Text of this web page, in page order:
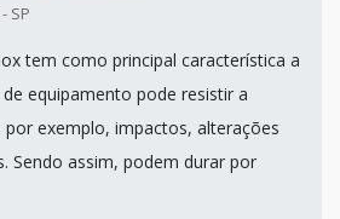
SP
tem como principal característica a
equipamento pode resistir a
por exemplo, impactos, alterações
Sendo assim, podem durar por